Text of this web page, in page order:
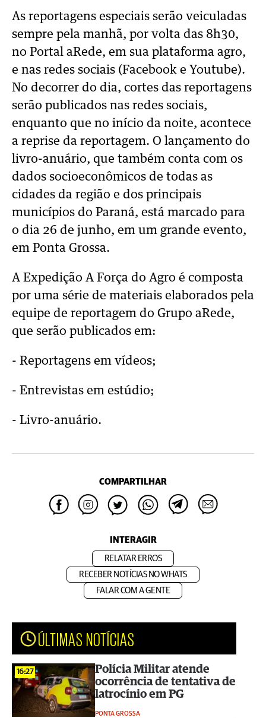
As reportagens especiais serão veiculadas
sempre pela manhã, por volta das 8h30,
no Portal aRede, em sua plataforma agro,
e nas redes sociais (Facebook e Youtube).
No decorrer do dia, cortes das reportagens
serão publicados nas redes sociais,
enquanto que no início da noite, acontece
a reprise da reportagem. O lançamento do
livro-anuário, que também conta com os
dados socioeconômicos de todas as
cidades da região e dos principais
municípios do Paraná, está marcado para
o dia 26 de junho, em um grande evento,
em Ponta Grossa.
A Expedição A Força do Agro é composta
por uma série de materiais elaborados pela
equipe de reportagem do Grupo aRede,
que serão publicados em:
- Reportagens em vídeos;
- Entrevistas em estúdio;
- Livro-anuário.
COMPARTILHAR
INTERAGIR
RELATAR ERROS
RECEBER NOTÍCIAS NO WHATS
FALAR COM A GENTE
ÚLTIMAS NOTÍCIAS
16:27
Polícia Militar atende
ocorrência de tentativa de
latrocínio em PG
PONTA GROSSA